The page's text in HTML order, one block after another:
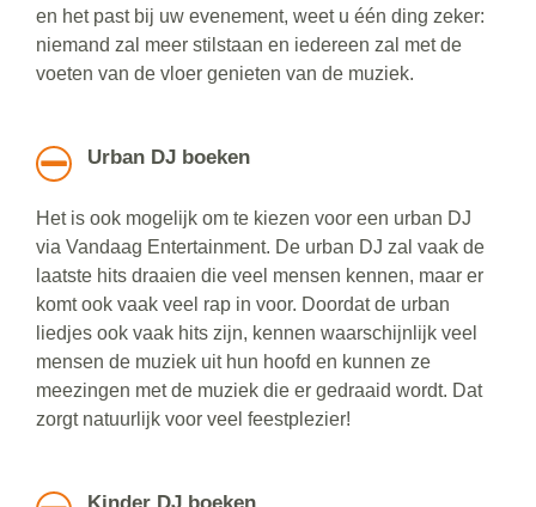
en het past bij uw evenement, weet u één ding zeker:
niemand zal meer stilstaan en iedereen zal met de
voeten van de vloer genieten van de muziek.
Urban DJ boeken
Het is ook mogelijk om te kiezen voor een urban DJ
via Vandaag Entertainment. De urban DJ zal vaak de
laatste hits draaien die veel mensen kennen, maar er
komt ook vaak veel rap in voor. Doordat de urban
liedjes ook vaak hits zijn, kennen waarschijnlijk veel
mensen de muziek uit hun hoofd en kunnen ze
meezingen met de muziek die er gedraaid wordt. Dat
zorgt natuurlijk voor veel feestplezier!